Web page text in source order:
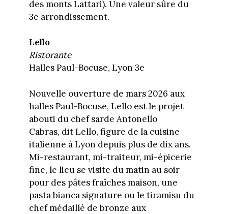
des monts Lattari). Une valeur sûre du
3e arrondissement.
Lello
Ristorante
Halles Paul-Bocuse, Lyon 3e
Nouvelle ouverture de mars 2026 aux
halles Paul-Bocuse, Lello est le projet
abouti du chef sarde Antonello
Cabras, dit Lello, figure de la cuisine
italienne à Lyon depuis plus de dix ans.
Mi-restaurant, mi-traiteur, mi-épicerie
fine, le lieu se visite du matin au soir
pour des pâtes fraîches maison, une
pasta bianca signature ou le tiramisu du
chef médaillé de bronze aux